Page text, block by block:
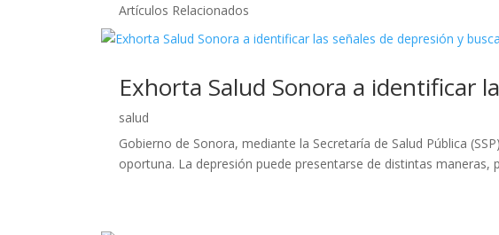
Artículos Relacionados
Exhorta Salud Sonora a identificar
salud
Gobierno de Sonora, mediante la Secretaría de Salud Pública
oportuna. La depresión puede presentarse de distintas